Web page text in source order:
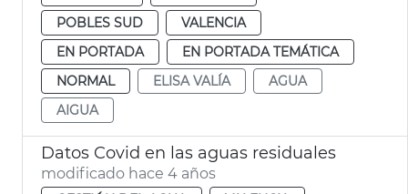
POBLES SUD
VALENCIA
EN PORTADA
EN PORTADA TEMÁTICA
NORMAL
ELISA VALÍA
AGUA
AIGUA
Datos Covid en las aguas residuales
modificado hace 4 años